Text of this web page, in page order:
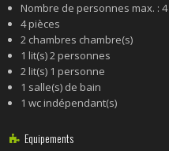
Nombre de personnes max. : 4
4 pièces
2 chambres chambre(s)
1 lit(s) 2 personnes
2 lit(s) 1 personne
1 salle(s) de bain
1 wc indépendant(s)
Equipements